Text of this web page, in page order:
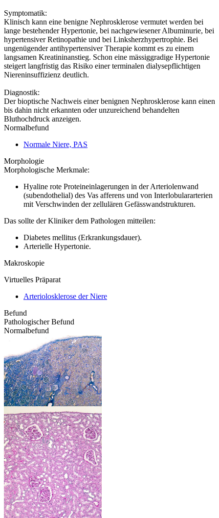
Symptomatik:
Klinisch kann eine benigne Nephrosklerose vermutet werden bei
lange bestehender Hypertonie, bei nachgewiesener Albuminurie, bei
hypertensiver Retinopathie und bei Linksherzhypertrophie. Bei
ungenügender antihypertensiver Therapie kommt es zu einem
langsamen Kreatininanstieg. Schon eine mässiggradige Hypertonie
steigert langfristig das Risiko einer terminalen dialysepflichtigen
Niereninsuffizienz deutlich.
Diagnostik:
Der bioptische Nachweis einer benignen Nephrosklerose kann einen
bis dahin nicht erkannten oder unzureichend behandelten
Bluthochdruck anzeigen.
Normalbefund
Normale Niere, PAS
Morphologie
Morphologische Merkmale:
Hyaline rote Proteineinlagerungen in der Arteriolenwand
(subendothelial) des Vas afferens und von Interlobulararterien
mit Verschwinden der zellulären Gefässwandstrukturen.
Das sollte der Kliniker dem Pathologen mitteilen:
Diabetes mellitus (Erkrankungsdauer).
Arterielle Hypertonie.
Makroskopie
Virtuelles Präparat
Arteriolosklerose der Niere
Befund
Pathologischer Befund
Normalbefund